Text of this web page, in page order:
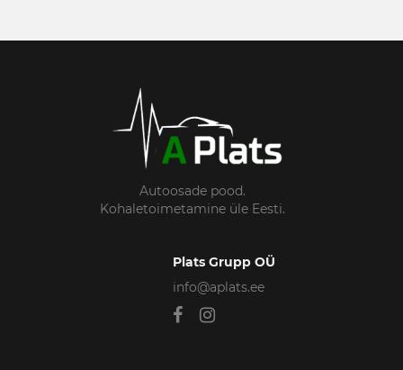
Autoosade pood.
Kohaletoimetamine üle Eesti.
Plats Grupp OÜ
info@aplats.ee